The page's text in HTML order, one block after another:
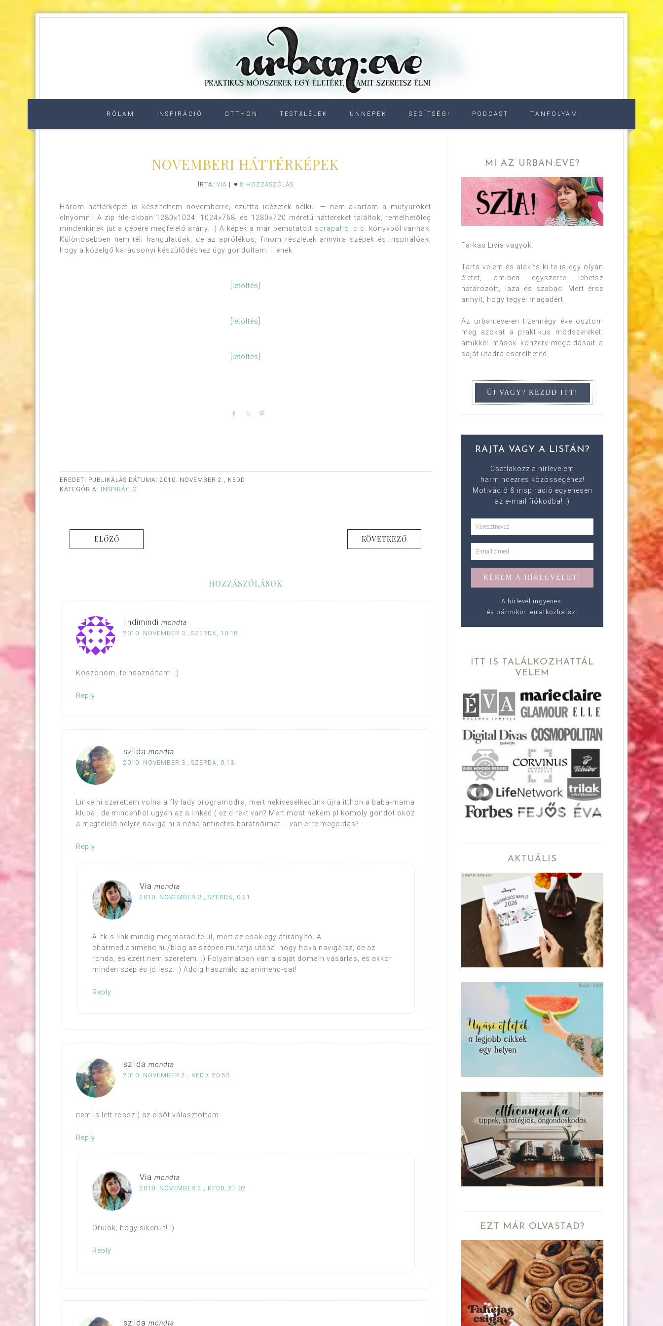
RÓLAM INSPIRÁCIÓ OTTHON TEST&LÉLEK ÜNNEPEK SEGÍTSÉG! PODCAST TANFOLYAM
NOVEMBERI HÁTTÉRKÉPEK
ÍRTA: VIA 8 HOZZÁSZÓLÁS
Három háttérképet is készítettem novemberre, ezúttta idézetek nélkül — nem akartam a mütyüröket
elnyomni. A zip file-okban 1280×1024, 1024×768, és 1280×720 méretű háttereket találtok, remélhetőleg
mindenkinek jut a gépére megfelelő arány. :) A képek a már bemutatott scrapaholic c. könyvből vannak.
Különösebben nem téli hangulatúak, de az aprólékos, finom részletek annyira szépek és inspirálóak,
hogy a közelgő karácsonyi készülődéshez úgy gondoltam, illenek.
letöltés
letöltés
letöltés
Share Share
EREDETI PUBLIKÁLÁS DÁTUMA: 2010. NOVEMBER 2., KEDD
KATEGÓRIA:
INSPIRÁCIÓ
ELŐZŐ KÖVETKEZŐ
HOZZÁSZÓLÁSOK
lindimindi mondta
2010. NOVEMBER 3., SZERDA, 10:18
Köszönöm, felhsaználtam! :)
Reply
szilda mondta
2010. NOVEMBER 3., SZERDA, 0:13
Linkelni szerettem volna a fly lady programodra, mert nekiveselkedünk újra itthon a baba-mama
klubal, de mindenhol ugyan az a linked:( ez direkt van? Mert most nekem pl komoly gondot okoz
a megfelelő helyre navigálni a néha antinetes barátnőimat…. van erre megoldás?
Reply
Via mondta
2010. NOVEMBER 3., SZERDA, 0:21
A .tk-s link mindig megmarad felül, mert az csak egy átirányító. A
charmed.animehq.hu/blog az szépen mutatja utána, hogy hova navigálsz, de az
ronda, és ezért nem szeretem. :) Folyamatban van a saját domain vásárlás, és akkor
minden szép és jó lesz. :) Addig használd az animehq-sat!
Reply
szilda mondta
2010. NOVEMBER 2., KEDD, 20:53
nem is lett rossz:) az elsőt választottam
Reply
Via mondta
2010. NOVEMBER 2., KEDD, 21:02
Örülök, hogy sikerült! :)
Reply
szilda mondta
MI AZ URBAN:EVE?
Farkas Lívia vagyok.
Tarts velem és alakíts ki te is egy olyan
életet, amiben egyszerre lehetsz
határozott, laza és szabad. Mert érsz
annyit, hogy tegyél magadért.
Az urban:eve-en tizennégy éve osztom
meg azokat a praktikus módszereket,
amikkel mások konzerv-megoldásait a
saját utadra cserélheted.
RAJTA VAGY A LISTÁN?
Csatlakozz a hírlevelem
harmincezres közösségéhez!
Motiváció & inspiráció egyenesen
az e-mail fiókodba! :)
A hírlevél ingyenes,
és bármikor leiratkozhatsz.
ITT IS TALÁLKOZHATTÁL
VELEM
AKTUÁLIS
EZT MÁR OLVASTAD?